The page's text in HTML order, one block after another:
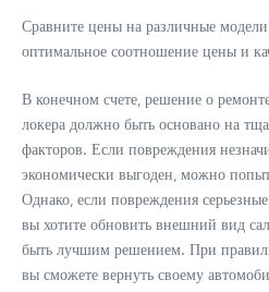
Сравните цены на различные
оптимальное соотношение цены и
В конечном счете‚ решение о
локера должно быть основано на
факторов. Если повреждения
экономически выгоден‚ можно
Однако‚ если повреждения
вы хотите обновить внешний вид
быть лучшим решением. При
вы сможете вернуть своему